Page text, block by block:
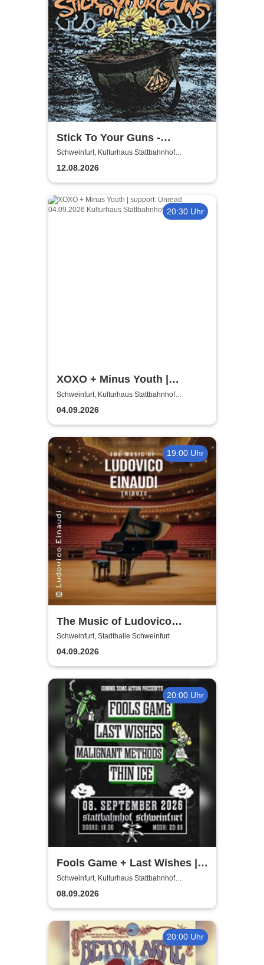
Stick To Your Guns -
European Summer 2026
Schweinfurt, Kulturhaus Stattbahnhof
Schweinfurt
12.08.2026
20:30 Uhr
XOXO + Minus Youth |
Schweinfurt Hardcore
presents
Schweinfurt, Kulturhaus Stattbahnhof
Schweinfurt
04.09.2026
19:00 Uhr
The Music of Ludovico
Einaudi: Tribute-
Klavierkonzert - Ludovico
Einaudi Tribute bei
Kerzenschein
Schweinfurt, Stadthalle Schweinfurt
04.09.2026
20:00 Uhr
Fools Game + Last Wishes |
Gimme Some Action presents
Schweinfurt, Kulturhaus Stattbahnhof
Schweinfurt
08.09.2026
20:00 Uhr